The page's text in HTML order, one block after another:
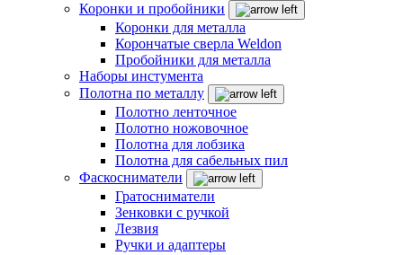
Коронки и пробойники
Коронки для металла
Корончатые сверла Weldon
Пробойники для металла
Наборы инстумента
Полотна по металлу
Полотно ленточное
Полотно ножовочное
Полотна для лобзика
Полотна для сабельных пил
Фаскосниматели
Гратосниматели
Зенковки с ручкой
Лезвия
Ручки и адаптеры